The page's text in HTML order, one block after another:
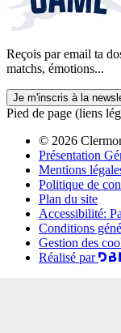
Reçois par email ta
matchs, émotions...
Je m'inscris à la
Pied de page (liens
© 2026
Présentation
Mentions
Politique de
Plan du site
Accessibilité:
Conditions
Gestion des
Réalisé par